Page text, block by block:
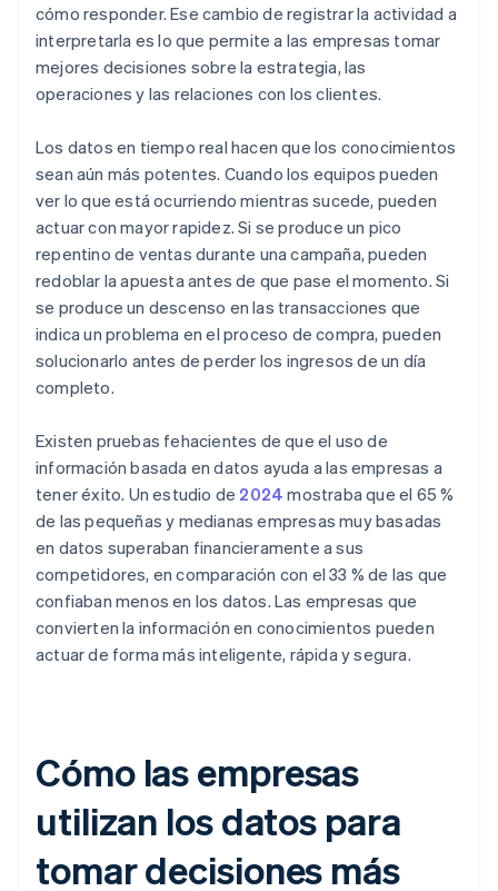
cómo responder. Ese cambio de registrar la actividad a
interpretarla es lo que permite a las empresas tomar
mejores decisiones sobre la estrategia, las
operaciones y las relaciones con los clientes.
Los datos en tiempo real hacen que los conocimientos
sean aún más potentes. Cuando los equipos pueden
ver lo que está ocurriendo mientras sucede, pueden
actuar con mayor rapidez. Si se produce un pico
repentino de ventas durante una campaña, pueden
redoblar la apuesta antes de que pase el momento. Si
se produce un descenso en las transacciones que
indica un problema en el proceso de compra, pueden
solucionarlo antes de perder los ingresos de un día
completo.
Existen pruebas fehacientes de que el uso de
información basada en datos ayuda a las empresas a
tener éxito. Un estudio de 2024 mostraba que el 65 %
de las pequeñas y medianas empresas muy basadas
en datos superaban financieramente a sus
competidores, en comparación con el 33 % de las que
confiaban menos en los datos. Las empresas que
convierten la información en conocimientos pueden
actuar de forma más inteligente, rápida y segura.
Cómo las empresas
utilizan los datos para
tomar decisiones más